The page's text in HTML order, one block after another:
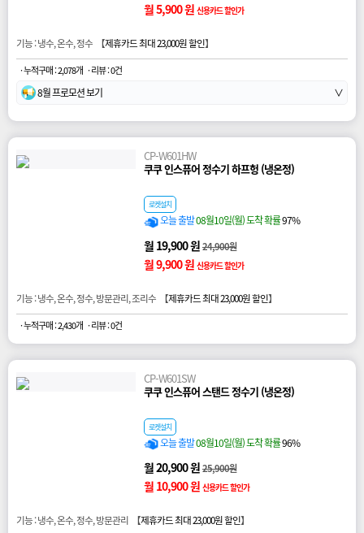
월 5,900 원 신용카드 할인가
기능 : 냉수, 온수, 정수 【제휴카드 최대 23,000원 할인】
· 누적구매 : 2,078개 · 리뷰 : 0건
8월 프로모션 보기 ∨
CP-W601HW
쿠쿠 인스퓨어 정수기 하프헝 (냉온정)
로켓설치
오늘 출발08월10일(월) 도착 확률97%
월 19,900 원24,900원
월 9,900 원 신용카드 할인가
기능 : 냉수, 온수, 정수, 방문관리, 조리수 【제휴카드 최대 23,000원 할인】
· 누적구매 : 2,430개 · 리뷰 : 0건
CP-W601SW
쿠쿠 인스퓨어 스탠드 정수기 (냉온정)
로켓설치
오늘 출발08월10일(월) 도착 확률96%
월 20,900 원25,900원
월 10,900 원 신용카드 할인가
기능 : 냉수, 온수, 정수, 방문관리 【제휴카드 최대 23,000원 할인】